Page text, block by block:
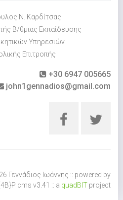
Ν. Καρδίτσας
Β/θμιας Εκπαίδευσης
Υπηρεσιών
Επιτροπής
+30 6947 005665
john1gennadios@gmail.com
Γεννάδιος Ιωάννης :: powered by
cms v3.41 :: a quadBIT project